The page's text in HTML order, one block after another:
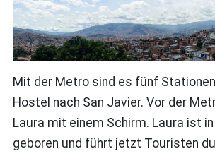
Mit der Metro sind es fünf
Hostel nach San Javier. Vor der
Laura mit einem Schirm. Laura ist
geboren und führt jetzt Touristen